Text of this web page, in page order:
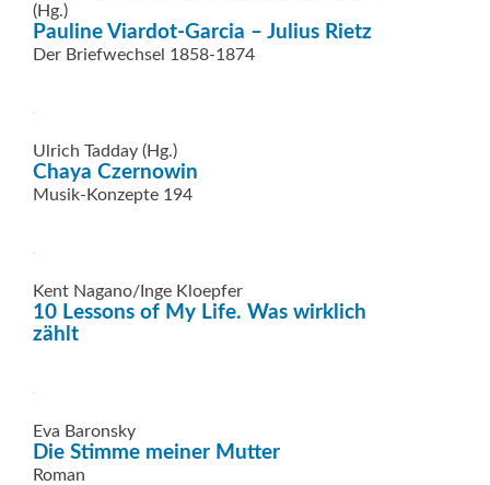
(Hg.)
Pauline Viardot-Garcia – Julius Rietz
Der Briefwechsel 1858-1874
Ulrich Tadday (Hg.)
Chaya Czernowin
Musik-Konzepte 194
Kent Nagano/Inge Kloepfer
10 Lessons of My Life. Was wirklich
zählt
Eva Baronsky
Die Stimme meiner Mutter
Roman